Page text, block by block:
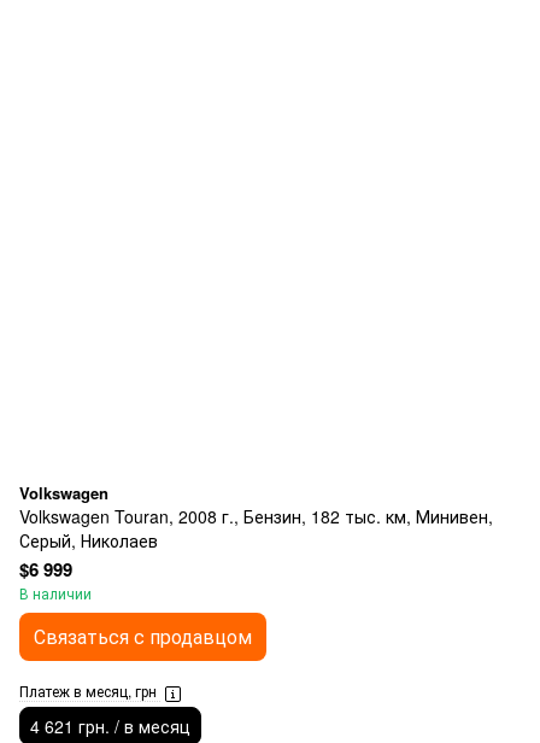
Volkswagen
Volkswagen Touran, 2008 г., Бензин, 182 тыс. км, Минивен,
Серый, Николаев
$6 999
В наличии
Связаться с продавцом
Платеж в месяц, грн
4 621 грн. / в месяц